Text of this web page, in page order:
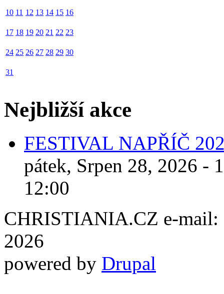
10 11 12 13 14 15 16
17 18 19 20 21 22 23
24 25 26 27 28 29 30
31
Nejbližší akce
FESTIVAL NAPŘÍČ
pátek, Srpen 28, 2026 -
12:00
CHRISTIANIA.CZ e-mail:
2026
powered by Drupal